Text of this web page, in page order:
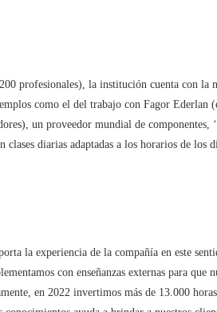
profesionales), la institución cuenta con la
como el del trabajo con Fagor Ederlan
un proveedor mundial de componentes,
diarias adaptadas a los horarios de los
la experiencia de la compañía en este
con enseñanzas externas para que
en 2022 invertimos más de 13.000